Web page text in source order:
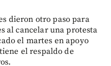
dieron otro paso para
al cancelar una protesta
el martes en apoyo
el respaldo de